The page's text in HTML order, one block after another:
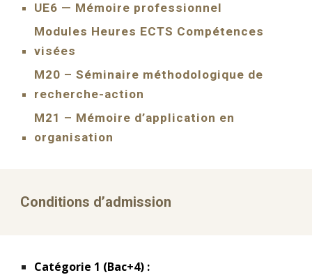
UE6 — Mémoire professionnel
Modules Heures ECTS Compétences
visées
M20 – Séminaire méthodologique de
recherche-action
M21 – Mémoire d’application en
organisation
Conditions d’admission
Catégorie 1 (Bac+4) :